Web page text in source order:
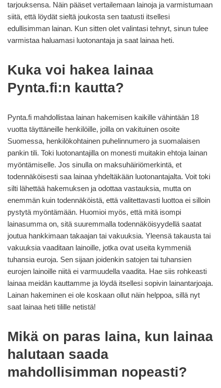
tarjouksensa. Näin pääset vertailemaan lainoja ja varmistumaan
siitä, että löydät sieltä joukosta sen taatusti itsellesi
edullisimman lainan. Kun sitten olet valintasi tehnyt, sinun tulee
varmistaa haluamasi luotonantaja ja saat lainaa heti.
Kuka voi hakea lainaa
Pynta.fi:n kautta?
Pynta.fi mahdollistaa lainan hakemisen kaikille vähintään 18
vuotta täyttäneille henkilöille, joilla on vakituinen osoite
Suomessa, henkilökohtainen puhelinnumero ja suomalaisen
pankin tili. Toki luotonantajilla on monesti muitakin ehtoja lainan
myöntämiselle. Jos sinulla on maksuhäiriömerkintä, et
todennäköisesti saa lainaa yhdeltäkään luotonantajalta. Voit toki
silti lähettää hakemuksen ja odottaa vastauksia, mutta on
enemmän kuin todennäköistä, että valitettavasti luottoa ei silloin
pystytä myöntämään. Huomioi myös, että mitä isompi
lainasumma on, sitä suuremmalla todennäköisyydellä saatat
joutua hankkimaan takaajan tai vakuuksia. Yleensä takausta tai
vakuuksia vaaditaan lainoille, jotka ovat useita kymmeniä
tuhansia euroja. Sen sijaan joidenkin satojen tai tuhansien
eurojen lainoille niitä ei varmuudella vaadita. Hae siis rohkeasti
lainaa meidän kauttamme ja löydä itsellesi sopivin lainantarjoaja.
Lainan hakeminen ei ole koskaan ollut näin helppoa, sillä nyt
saat lainaa heti tilille netistä!
Mikä on paras laina, kun lainaa
halutaan saada
mahdollisimman nopeasti?